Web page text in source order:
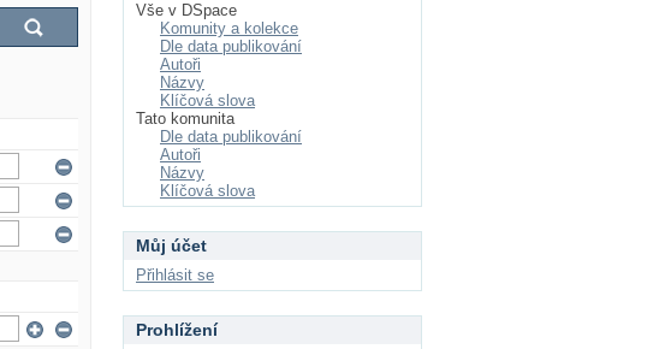
Vše v DSpace
Komunity a kolekce
Dle data publikování
Autoři
Názvy
Klíčová slova
Tato komunita
Dle data publikování
Autoři
Názvy
Klíčová slova
Můj účet
Přihlásit se
Prohlížení